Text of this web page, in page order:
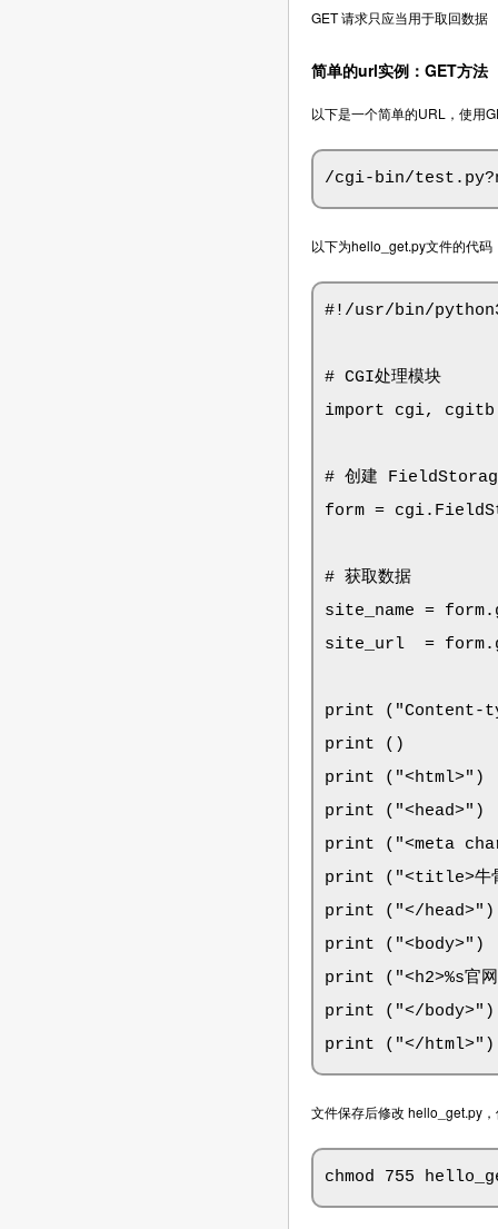
GET 请求只应当用于取回数据
简单的url实例：GET方法
以下是一个简单的URL，使用
/cgi-bin/
以下为hello_get.py文件的代码
#!/usr/bin/
# CGI处理模块
import cgi,
# 创建
form =
# 获取数据
site_name =
site_url  =
print ("Content-
print ()
print ("<html>")
print ("<head>")
print ("<meta
print ("<title>牛骨
print ("</head>")
print ("<body>")
print ("<h2>%s官
print ("</body>")
print ("</html>")
文件保存后修改 hello_get.py
chmod 755